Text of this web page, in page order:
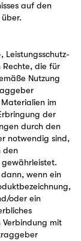
auf den
Leistungsschutz-
Rechte, die für
Nutzung
im
der
durch den
notwendig sind,
den
wenn ein
oder ein
Verbindung mit